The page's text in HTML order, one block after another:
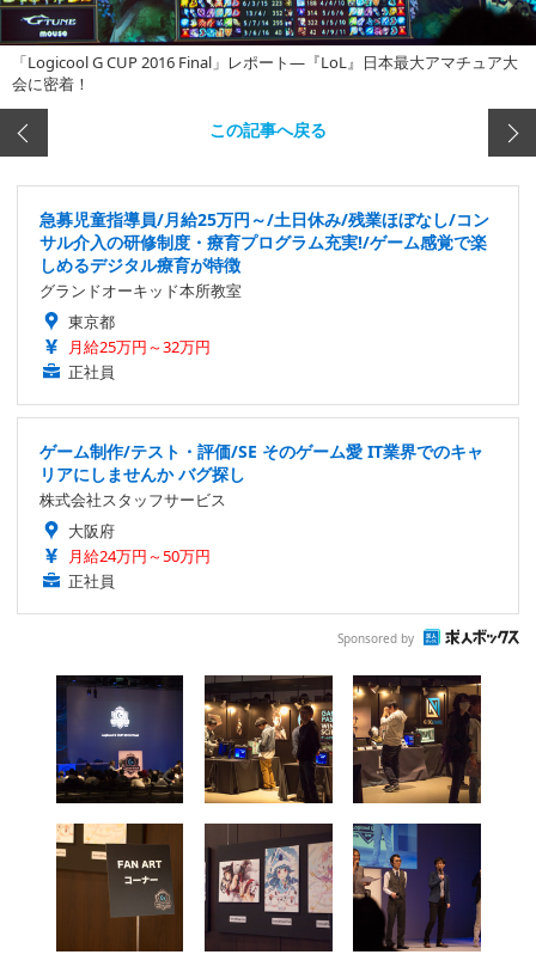
「Logicool G CUP 2016 Final」レポート―『LoL』日本最大アマチュア大
会に密着！
この記事へ戻る
急募児童指導員/月給25万円～/土日休み/残業ほぼなし/コン
サル介入の研修制度・療育プログラム充実!/ゲーム感覚で楽
しめるデジタル療育が特徴
グランドオーキッド本所教室
東京都
月給25万円～32万円
正社員
ゲーム制作/テスト・評価/SE そのゲーム愛 IT業界でのキャ
リアにしませんか バグ探し
株式会社スタッフサービス
大阪府
月給24万円～50万円
正社員
Sponsored by